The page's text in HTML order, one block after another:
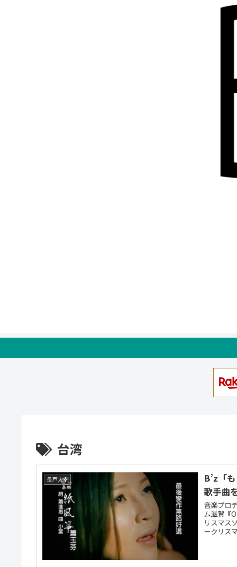
台湾
長戸大幸
B’z「
歌手曲
音楽プロ
ム滋賀『
リスマス
ークリス